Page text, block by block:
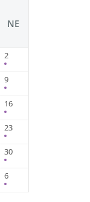
NE
2
9
16
23
30
6